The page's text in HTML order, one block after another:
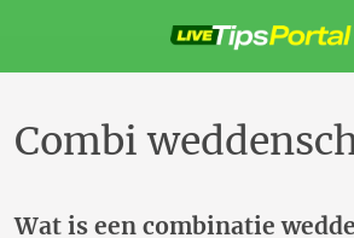
naar
inhoud
Combi
Wat is een combinatie